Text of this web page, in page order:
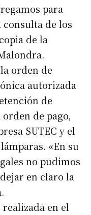
para
de los
de la
orden de
autorizada
de
de pago,
SUTEC y el
«En su
no pudimos
en claro la
en el